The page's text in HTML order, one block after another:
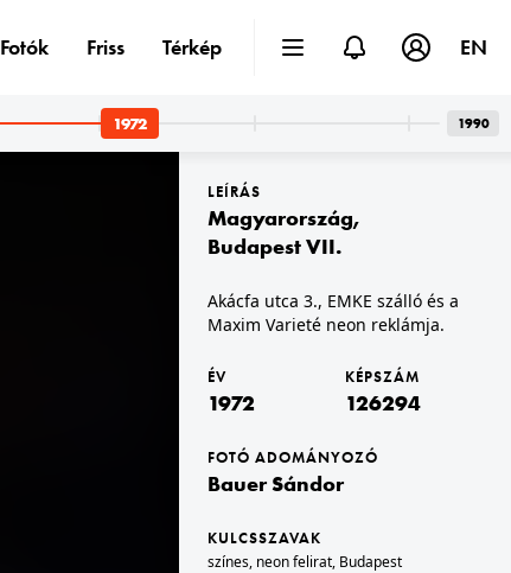
1972 · Budapest XIV. · Városliget
LEÍRÁS
Magyarország,
Budapest VII.
Akácfa utca 3., EMKE szálló és a
Maxim Varieté neon reklámja.
ÉV
1972
KÉPSZÁM
126294
FOTÓ ADOMÁNYOZÓ
Bauer Sándor
KULCSSZAVAK
színes, neon felirat, Budapest
Fotók Friss Térkép EN
1990
1972